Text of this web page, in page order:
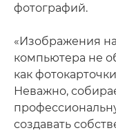
фотографий.
«Изображения
компьютера не
как
Неважно,
создавать